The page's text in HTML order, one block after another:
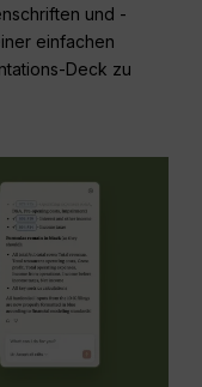
und -
einfachen
Deck zu